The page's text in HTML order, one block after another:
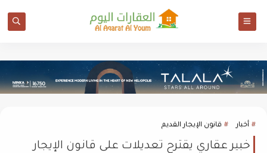
أخبار قانون الإيجار القديم
خبير عقاري يقترح تعديلات على قانون الإيجار